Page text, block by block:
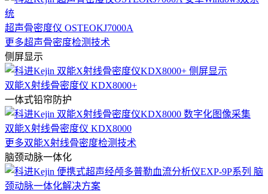
超声骨密度仪 OSTEOKJ7000A
更多超声骨密度检测技术
侧屏显示
双能X射线骨密度仪 KDX8000+
一体式铅帘防护
双能X射线骨密度仪 KDX8000
更多双能X射线骨密度检测技术
脑颈动脉一体化